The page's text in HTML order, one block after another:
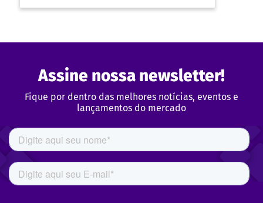
Por que adotar políticas de
há 11 meses
LEIA MAIS
políticas de diversidade e inclusão e
promover uma cultura organização de
respeito mútuo.
Assine nossa newsletter!
Fique por dentro das melhores notícias, eventos e
lançamentos do mercado